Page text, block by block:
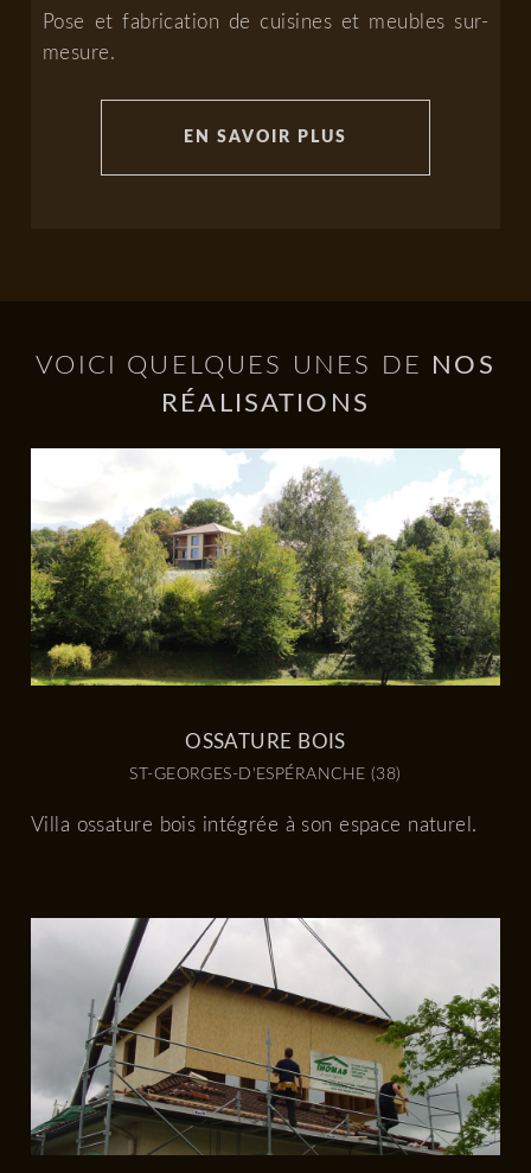
Pose et fabrication de cuisines et meubles sur-
mesure.
EN SAVOIR PLUS
VOICI QUELQUES UNES DE
NOS
RÉALISATIONS
OSSATURE BOIS
ST-GEORGES-D'ESPÉRANCHE (38)
Villa ossature bois intégrée à son espace naturel.